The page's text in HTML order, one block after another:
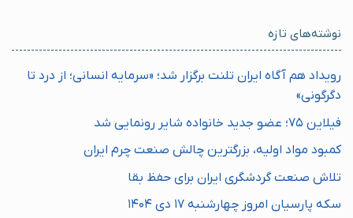
نوشته‌های تازه
رویداد هم آگاه ایران تلنت برگزار شد؛ «سرمایه انسانی؛ از درد تا
دگرگونی»
فیلاین ۷۵؛ عضو جدید خانواده شایر رونمایی شد
کمبود مواد اولیه، بزرگترین چالش صنعت چرم ایران
تلاش صنعت گردشگری ایران برای حفظ بقا
سکه پارسیان امروز چهارشنبه ۱۷ دی ۱۴۰۴